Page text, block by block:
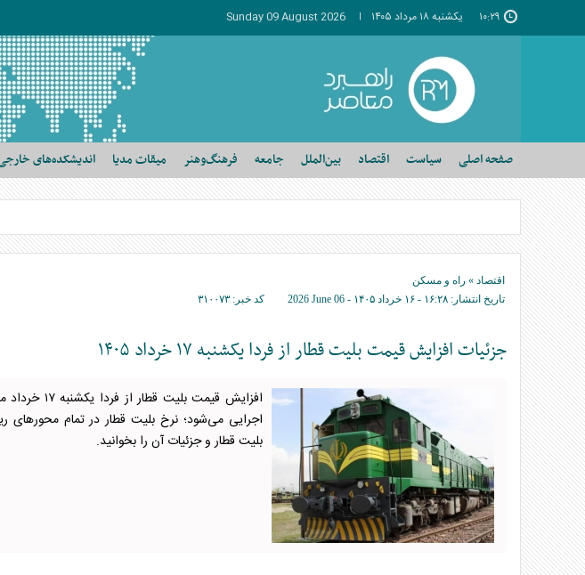
۱۰:۲۹ يکشنبه ۱۸ مرداد ۱۴۰۵ Sunday 09 August 2026
صفحه اصلی سیاست اقتصاد بین‌الملل جامعه فرهنگ‌وهنر میقات مدیا اندیشکده‌های
اقتصاد » راه و مسکن
تاریخ انتشار: ۱۶:۲۸ - ۱۶ خرداد ۱۴۰۵ - 2026 June 06 کد خبر: ۳۱۰۰۷۳
جزئیات افزایش قیمت بلیت قطار از فردا یکشنبه ۱۷ خرداد ۱۴۰۵
افزایش قیمت
اجرایی می‌شود؛ نرخ بلیت قطار در تمام
بلیت قطار و جزئیات آن را بخوانید.